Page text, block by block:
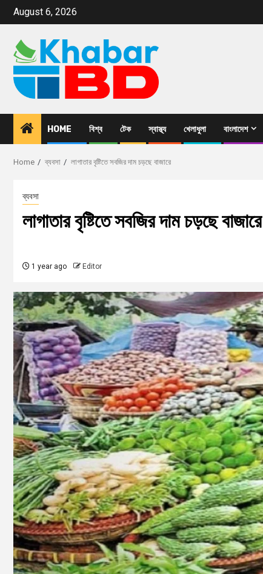
August 6, 2026
HOME বিশ্ব টেক স্বাস্থ্য খেলাধুলা বাংলাদেশ
Home ব্যবসা লাগাতার বৃষ্টিতে সবজির দাম চড়ছে বাজারে
ব্যবসা
লাগাতার বৃষ্টিতে সবজির দাম চড়ছে বাজারে
1 year ago Editor